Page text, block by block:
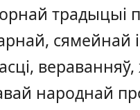
традыцыі
сямейнай
народнай